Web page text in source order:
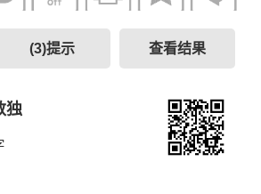
(3)提示 查看结果
独